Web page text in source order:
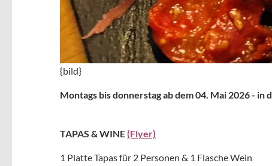
{bild}
Montags bis donnerstag ab dem 04. Mai 2026 -
TAPAS & WINE(Flyer)
1 Platte Tapas für 2 Personen & 1 Flasche Wein